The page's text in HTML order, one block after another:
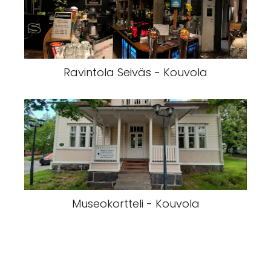
Ravintola Seiväs - Kouvola
Museokortteli - Kouvola